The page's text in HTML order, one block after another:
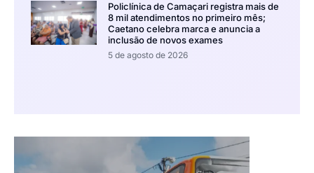
Policlínica de Camaçari registra mais de
8 mil atendimentos no primeiro mês;
Caetano celebra marca e anuncia a
inclusão de novos exames
5 de agosto de 2026